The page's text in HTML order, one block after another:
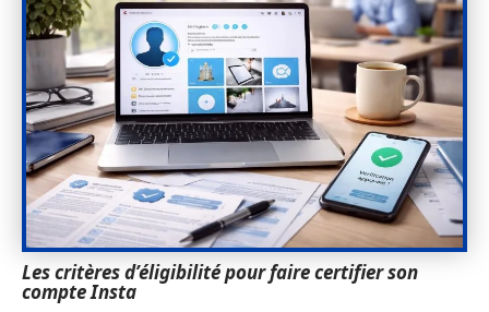
Les critères d’éligibilité pour faire certifier son
compte Insta